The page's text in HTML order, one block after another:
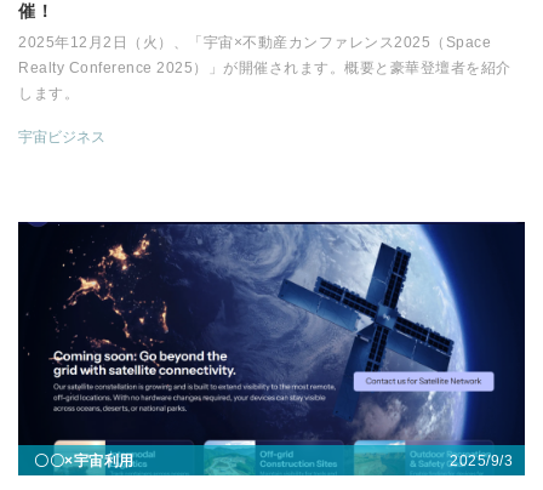
催！
2025年12月2日（火）、「宇宙×不動産カンファレンス2025（Space
Realty Conference 2025）」が開催されます。概要と豪華登壇者を紹介
します。
宇宙ビジネス
〇〇×宇宙利用 2025/9/3